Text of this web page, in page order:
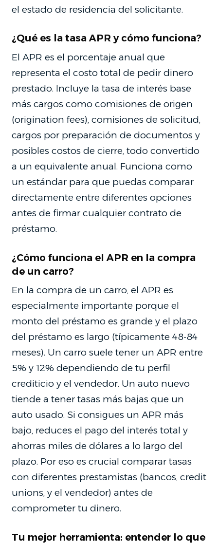
el estado de residencia del solicitante.
¿Qué es la tasa APR y cómo funciona?
El APR es el porcentaje anual que
representa el costo total de pedir dinero
prestado. Incluye la tasa de interés base
más cargos como comisiones de origen
(origination fees), comisiones de solicitud,
cargos por preparación de documentos y
posibles costos de cierre, todo convertido
a un equivalente anual. Funciona como
un estándar para que puedas comparar
directamente entre diferentes opciones
antes de firmar cualquier contrato de
préstamo.
¿Cómo funciona el APR en la compra
de un carro?
En la compra de un carro, el APR es
especialmente importante porque el
monto del préstamo es grande y el plazo
del préstamo es largo (típicamente 48-84
meses). Un carro suele tener un APR entre
5% y 12% dependiendo de tu perfil
crediticio y el vendedor. Un auto nuevo
tiende a tener tasas más bajas que un
auto usado. Si consigues un APR más
bajo, reduces el pago del interés total y
ahorras miles de dólares a lo largo del
plazo. Por eso es crucial comparar tasas
con diferentes prestamistas (bancos, credit
unions, y el vendedor) antes de
comprometer tu dinero.
Tu mejor herramienta: entender lo que